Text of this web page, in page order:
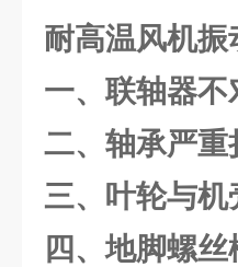
耐高温风机
一、联轴器
二、轴承严重
三、叶轮与机
四、地脚螺